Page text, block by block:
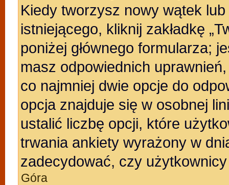
Kiedy tworzysz nowy wątek
istniejącego, kliknij zakładkę
poniżej głównego formularza;
masz odpowiednich
co najmniej dwie opcje do
opcja znajduje się w osobnej
ustalić liczbę opcji, które
trwania ankiety wyrażony w
zadecydować, czy
Góra